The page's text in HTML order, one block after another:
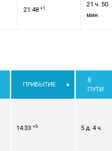
21:48 +1
21 ч. 50
мин.
ПРИБЫТИЕ
В
ПУТИ
14:33 +5 5 д. 4 ч.